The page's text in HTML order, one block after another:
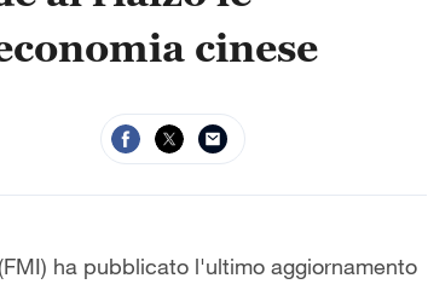
cinese
ha pubblicato l'ultimo aggiornamento